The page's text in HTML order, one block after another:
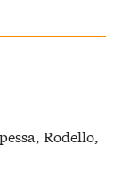
Rodello,